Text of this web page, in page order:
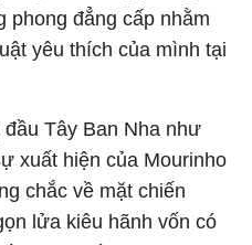
phong đẳng cấp nhằm
yêu thích của mình tại
Tây Ban Nha như
xuất hiện của Mourinho
chắc về mặt chiến
lửa kiêu hãnh vốn có